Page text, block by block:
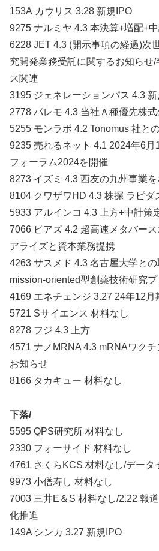
153A カウリス 3.28 新規IPO
9275 ナルミヤ 4.3 本決算+増配+
6228 JET 4.3 (開示事項の経過)次
究開発業務受託に関するお知らせ
ス関連
3195 ジェネレーションパス 4.3
2778 パレモ 4.3 当社Ａ種優先株
5255 モンラボ 4.2 Tonomus 社と
9235 売れるネット 4.1 2024年6月
フォーラム2024を開催
8273 イズミ 4.3 西友の九州事業を
8104 クワザワHD 4.3 株探 ラピダ
5933 アルインコ 4.3 上方+中計策
7066 ピアズ 4.2 超高速メタバー
アライズと資本業務提携
4263 サスメド 4.3 名古屋大学と
mission-oriented型創薬技術研究
4169 エネチェンジ 3.27 24年12月
5721 Sサイエンス 材料なし
8278 フジ 4.3 上方
4571 ナノMRNA 4.3 mRNAワク
お知らせ
8166 タカキュー 材料なし
下落/
5595 QPS研究所 材料なし
2330 フォーサイド 材料なし
4761 さくらKCS 材料なし/データ
9973 小僧寿し 材料なし
7003 三井E＆S 材料なし/2.22 報
化推進
149A シンカ 3.27 新規IPO